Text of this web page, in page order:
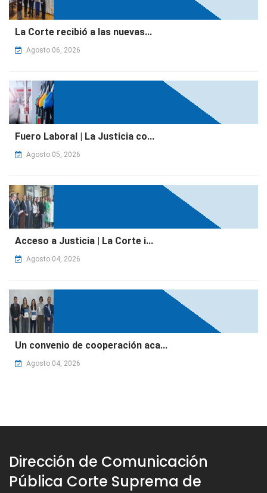
La Corte recibió a las nuevas...
Agosto 06, 2026
Fuero Laboral | La Justicia co...
Agosto 05, 2026
Acceso a Justicia | La Corte i...
Agosto 04, 2026
Un convenio de cooperación aca...
Agosto 04, 2026
Dirección de Comunicación
Pública Corte Suprema de